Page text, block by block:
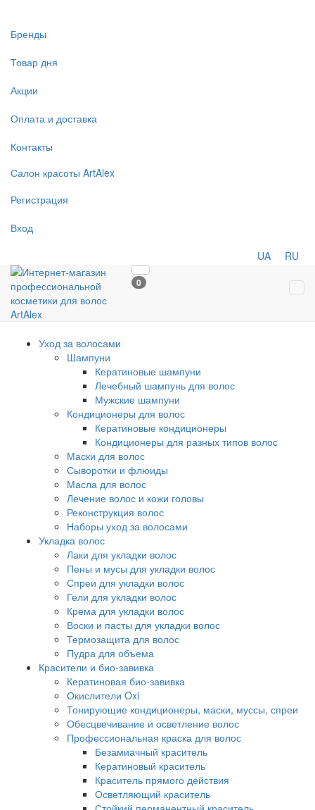
Бренды
Товар дня
Акции
Оплата и доставка
Контакты
Салон красоты ArtAlex
Регистрация
Вход
UA RU
0
Уход за волосами
Шампуни
Кератиновые шампуни
Лечебный шампунь для волос
Мужские шампуни
Кондиционеры для волос
Кератиновые кондиционеры
Кондиционеры для разных типов волос
Маски для волос
Сыворотки и флюиды
Масла для волос
Лечение волос и кожи головы
Реконструкция волос
Наборы уход за волосами
Укладка волос
Лаки для укладки волос
Пены и мусы для укладки волос
Спреи для укладки волос
Гели для укладки волос
Крема для укладки волос
Воски и пасты для укладки волос
Термозащита для волос
Пудра для объема
Красители и био-завивка
Кератиновая био-завивка
Окислители Oxi
Тонирующие кондиционеры, маски, муссы, спреи
Обесцвечивание и осветление волос
Профессиональная краска для волос
Безамиачный краситель
Кератиновый краситель
Краситель прямого действия
Осветляющий краситель